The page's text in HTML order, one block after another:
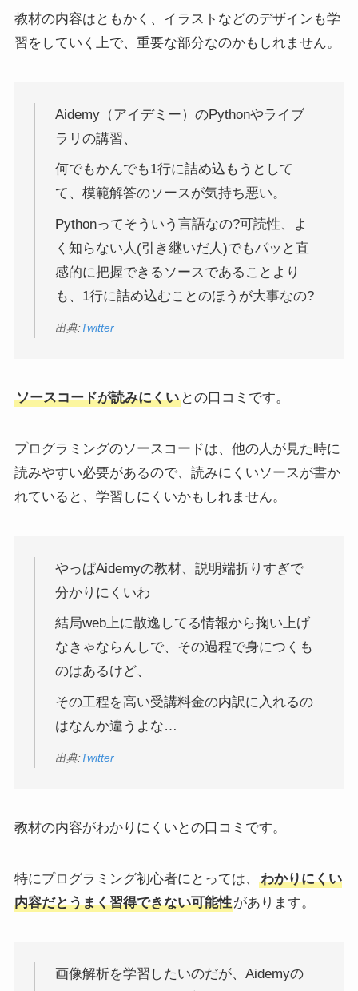
教材の内容はともかく、イラストなどのデザインも学
習をしていく上で、重要な部分なのかもしれません。
Aidemy（アイデミー）のPythonやライブ
ラリの講習、
何でもかんでも1行に詰め込もうとして
て、模範解答のソースが気持ち悪い。
Pythonってそういう言語なの?可読性、よ
く知らない人(引き継いだ人)でもパッと直
感的に把握できるソースであることより
も、1行に詰め込むことのほうが大事なの?
出典:Twitter
ソースコードが読みにくいとの口コミです。
プログラミングのソースコードは、他の人が見た時に
読みやすい必要があるので、読みにくいソースが書か
れていると、学習しにくいかもしれません。
やっぱAidemyの教材、説明端折りすぎで
分かりにくいわ
結局web上に散逸してる情報から掬い上げ
なきゃならんしで、その過程で身につくも
のはあるけど、
その工程を高い受講料金の内訳に入れるの
はなんか違うよな…
出典:Twitter
教材の内容がわかりにくいとの口コミです。
特にプログラミング初心者にとっては、
わかりにくい
内容だとうまく習得できない可能性があります。
画像解析を学習したいのだが、Aidemyの